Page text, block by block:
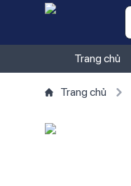
Trang chủ
Trang chủ